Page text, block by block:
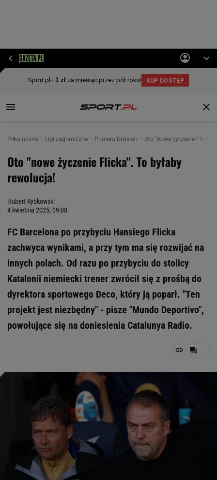
Piłka nożna Ligi zagraniczne Primera Division Oto "nowe życzenie Flicka".
Oto "nowe życzenie Flicka". To byłaby
rewolucja!
Hubert Rybkowski
4 kwietnia 2025, 09:08
FC Barcelona po przybyciu Hansiego Flicka
zachwyca wynikami, a przy tym ma się rozwijać na
innych polach. Od razu po przybyciu do stolicy
Katalonii niemiecki trener zwrócił się z prośbą do
dyrektora sportowego Deco, który ją poparł. "Ten
projekt jest niezbędny" - pisze "Mundo Deportivo",
powołujące się na doniesienia Catalunya Radio.